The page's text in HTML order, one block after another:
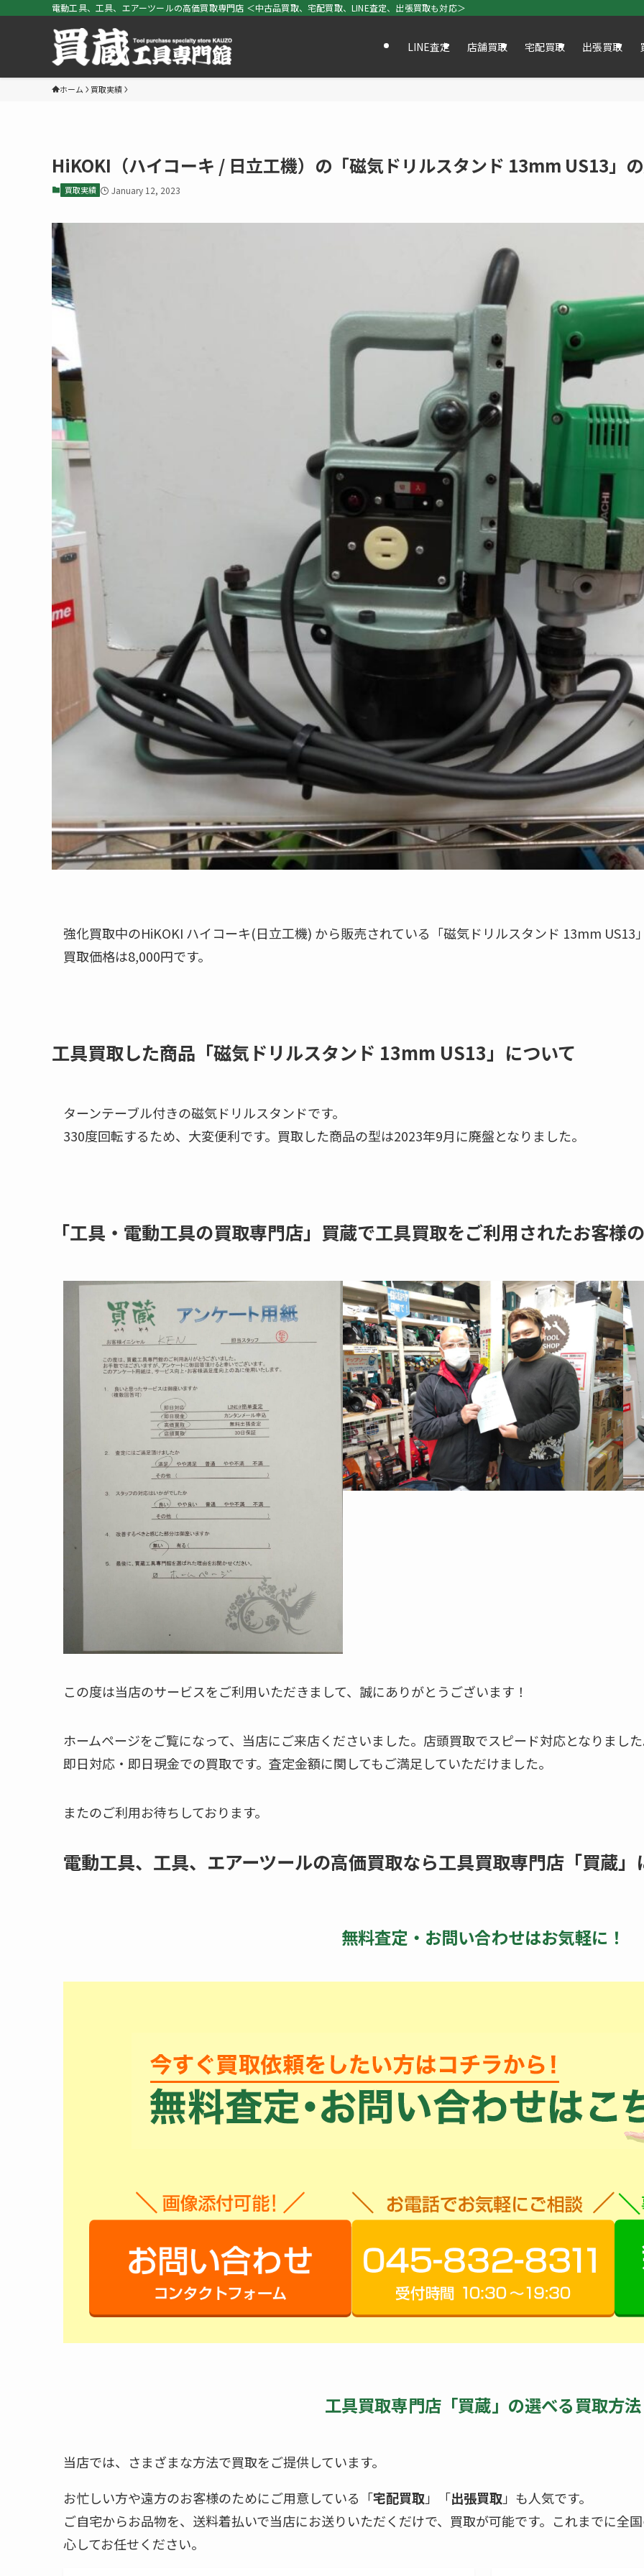
電動工具、工具、エアーツールの高価買取専門店 ＜中古品買取、宅配買取、LINE査定、出張買取も対応＞
LINE査定 店舗買取 宅配買取 出張買取
ホーム 買取実績
HiKOKI（ハイコーキ / 日立工機）の「磁気ドリルスタンド 13mm US13」
買取実績 January 12, 2023
強化買取中のHiKOKI ハイコーキ(日立工機) から販売されている「磁気ドリルスタンド 13mm US13
買取価格は8,000円です。
工具買取した商品「磁気ドリルスタンド 13mm US13」について
ターンテーブル付きの磁気ドリルスタンドです。
330度回転するため、大変便利です。買取した商品の型は2023年9月に廃盤となりました。
「工具・電動工具の買取専門店」買蔵で工具買取をご利用されたお客様
この度は当店のサービスをご利用いただきまして、誠にありがとうございます！
ホームページをご覧になって、当店にご来店くださいました。店頭買取でスピード対応となりまし
即日対応・即日現金での買取です。査定金額に関してもご満足していただけました。
またのご利用お待ちしております。
電動工具、工具、エアーツールの高価買取なら工具買取専門店「買蔵
無料査定・お問い合わせはお気軽に！
工具買取専門店「買蔵」の選べる買取方法
当店では、さまざまな方法で買取をご提供しています。
お忙しい方や遠方のお客様のためにご用意している「宅配買取」「出張買取」も人気です。
ご自宅からお品物を、送料着払いで当店にお送りいただくだけで、買取が可能です。これまでに全
心してお任せください。